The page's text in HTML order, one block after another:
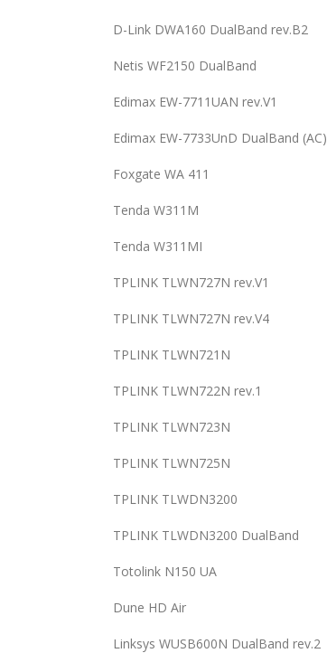
D-Link DWA160 DualBand rev.B2
Netis WF2150 DualBand
Edimax EW-7711UAN rev.V1
Edimax EW-7733UnD DualBand (AC)
Foxgate WA 411
Tenda W311M
Tenda W311MI
TPLINK TLWN727N rev.V1
TPLINK TLWN727N rev.V4
TPLINK TLWN721N
TPLINK TLWN722N rev.1
TPLINK TLWN723N
TPLINK TLWN725N
TPLINK TLWDN3200
TPLINK TLWDN3200 DualBand
Totolink N150 UA
Dune HD Air
Linksys WUSB600N DualBand rev.2